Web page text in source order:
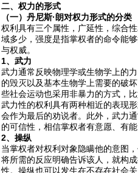
二、权力的形式
（一）丹尼斯·朗对权力形式的分类
权利具有三个属性，广延性，综合
域多少，强度是指掌权者的命令能
与权威。
1、武力
武力通常反映物理学或生物学上的
的毁灭以及基本生物学上需要的破
些社会运动也采用非暴力的方式，
武力性的权利具有两种相近的表现
会作为最后的劝说者。此外，武力
的可信性，相信掌权者有意愿、有
2、操纵
当掌权者对权利对象隐瞒他的意图
将所需的反应明确告诉该人，就构
性。操纵也可以发生在不存在社会